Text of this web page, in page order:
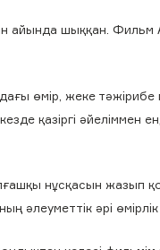
шыққан. Фильм
өмір, жеке тәжірибе
қазіргі әйеліммен
нұсқасын жазып
әрі өмірлік